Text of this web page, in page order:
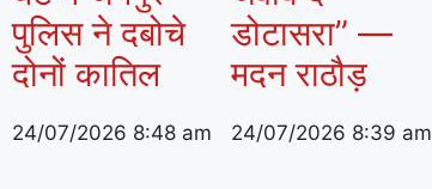
पुलिस ने दबोचे
दोनों कातिल
24/07/2026 8:48 am
डोटासरा” —
मदन राठौड़
24/07/2026 8:39 am